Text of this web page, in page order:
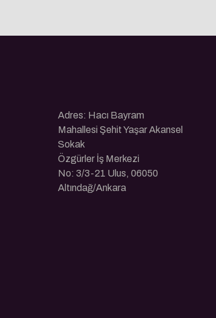
Adres: Hacı Bayram
Mahallesi Şehit Yaşar Akansel
Sokak
Özgürler İş Merkezi
No: 3/3-21 Ulus, 06050
Altındağ/Ankara